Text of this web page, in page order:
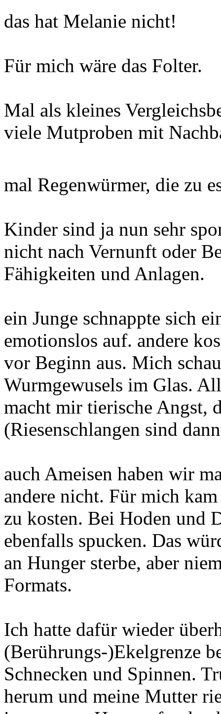
das hat Melanie nicht!
Für mich wäre das Folter.
Mal als kleines
viele Mutproben mit
mal Regenwürmer, die zu
Kinder sind ja nun sehr
nicht nach Vernunft oder
Fähigkeiten und Anlagen.
ein Junge schnappte sich
emotionslos auf. andere
vor Beginn aus. Mich
Wurmgewusels im Glas.
macht mir tierische Angst,
(Riesenschlangen sind
auch Ameisen haben wir
andere nicht. Für mich
zu kosten. Bei Hoden und
ebenfalls spucken. Das
an Hunger sterbe, aber
Formats.
Ich hatte dafür wieder
(Berührungs-)Ekelgrenze
Schnecken und Spinnen.
herum und meine Mutter